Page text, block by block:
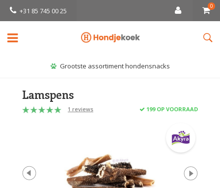
+31 85 745 00 25
0
Grootste assortiment hondensnacks
Lamspens
1 reviews 199 OP VOORRAAD